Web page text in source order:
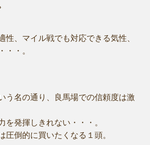
性、マイル戦でも対応できる気性、
・・。
う名の通り、良馬場での信頼度は激
を発揮しきれない・・・。
圧倒的に買いたくなる１頭。